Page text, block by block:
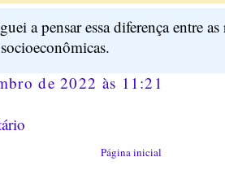
a pensar essa diferença entre
de 2022 às 11:21
Página inicial